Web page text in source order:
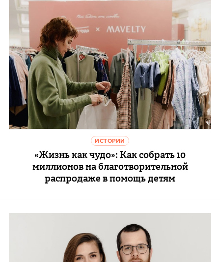
ИСТОРИИ
«Жизнь как чудо»: Как собрать 10
миллионов на благотворительной
распродаже в помощь детям